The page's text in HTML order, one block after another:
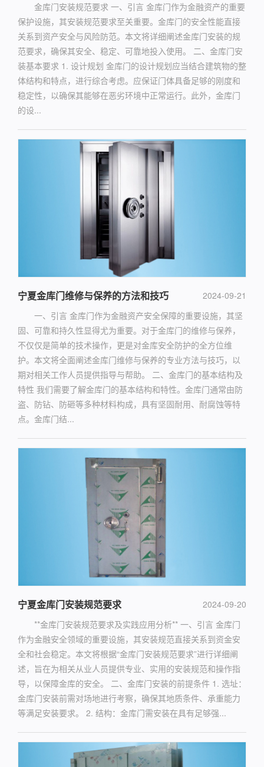
金库门安装规范要求 一、引言 金库门作为金融资产的重要
保护设施，其安装规范要求至关重要。金库门的安全性能直接
关系到资产安全与风险防范。本文将详细阐述金库门安装的规
范要求，确保其安全、稳定、可靠地投入使用。 二、金库门安
装基本要求 1. 设计规划 金库门的设计规划应当结合建筑物的整
体结构和特点，进行综合考虑。应保证门体具备足够的刚度和
稳定性，以确保其能够在恶劣环境中正常运行。此外，金库门
的设...
2024-09-21
宁夏金库门维修与保养的方法和技巧
一、引言 金库门作为金融资产安全保障的重要设施，其坚
固、可靠和持久性显得尤为重要。对于金库门的维修与保养，
不仅仅是简单的技术操作，更是对金库安全防护的全方位维
护。本文将全面阐述金库门维修与保养的专业方法与技巧，以
期对相关工作人员提供指导与帮助。 二、金库门的基本结构及
特性 我们需要了解金库门的基本结构和特性。金库门通常由防
盗、防钻、防砸等多种材料构成，具有坚固耐用、耐腐蚀等特
点。金库门结...
2024-09-20
宁夏金库门安装规范要求
**金库门安装规范要求及实践应用分析** 一、引言 金库门
作为金融安全领域的重要设施，其安装规范直接关系到资金安
全和社会稳定。本文将根据“金库门安装规范要求”进行详细阐
述，旨在为相关从业人员提供专业、实用的安装规范和操作指
导，以保障金库的安全。 二、金库门安装的前提条件 1. 选址：
金库门安装前需对场地进行考察，确保其地质条件、承重能力
等满足安装要求。 2. 结构：金库门需安装在具有足够强...